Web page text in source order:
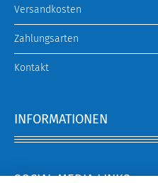
Versandkosten
Zahlungsarten
Kontakt
INFORMATIONEN
SOCIAL MEDIA LINKS: